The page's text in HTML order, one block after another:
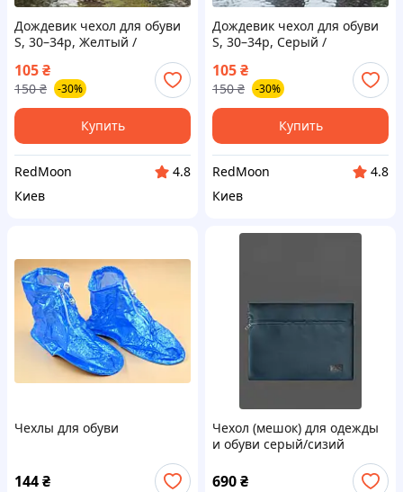
Дождевик чехол для обуви
S, 30–34р, Желтый /
силиконовые чехлы на
обувь / Антискользящая
защита обуви от воды
105₴
150 ₴ -30%
Купить
RedMoon
4.8
Киев
Дождевик чехол для обуви
S, 30–34р, Серый /
силиконовые чехлы на
обувь / Антискользящая
защита обуви от воды
105₴
150 ₴ -30%
Купить
RedMoon
4.8
Киев
Чехлы для обуви
144₴
Чехол (мешок) для одежды
и обуви серый/сизий
690₴